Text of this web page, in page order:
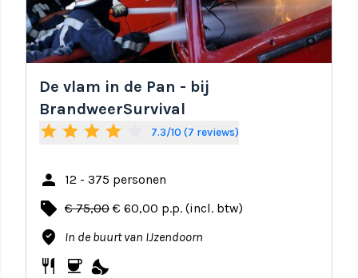
De vlam in de Pan - bij
BrandweerSurvival
star star star star 7.3/10 (7 reviews)
person 12 - 375 personen
local_offer € 75,00 € 60,00 p.p. (incl. btw)
where_to_vote In de buurt van IJzendoorn
restaurant coffee nights_stay